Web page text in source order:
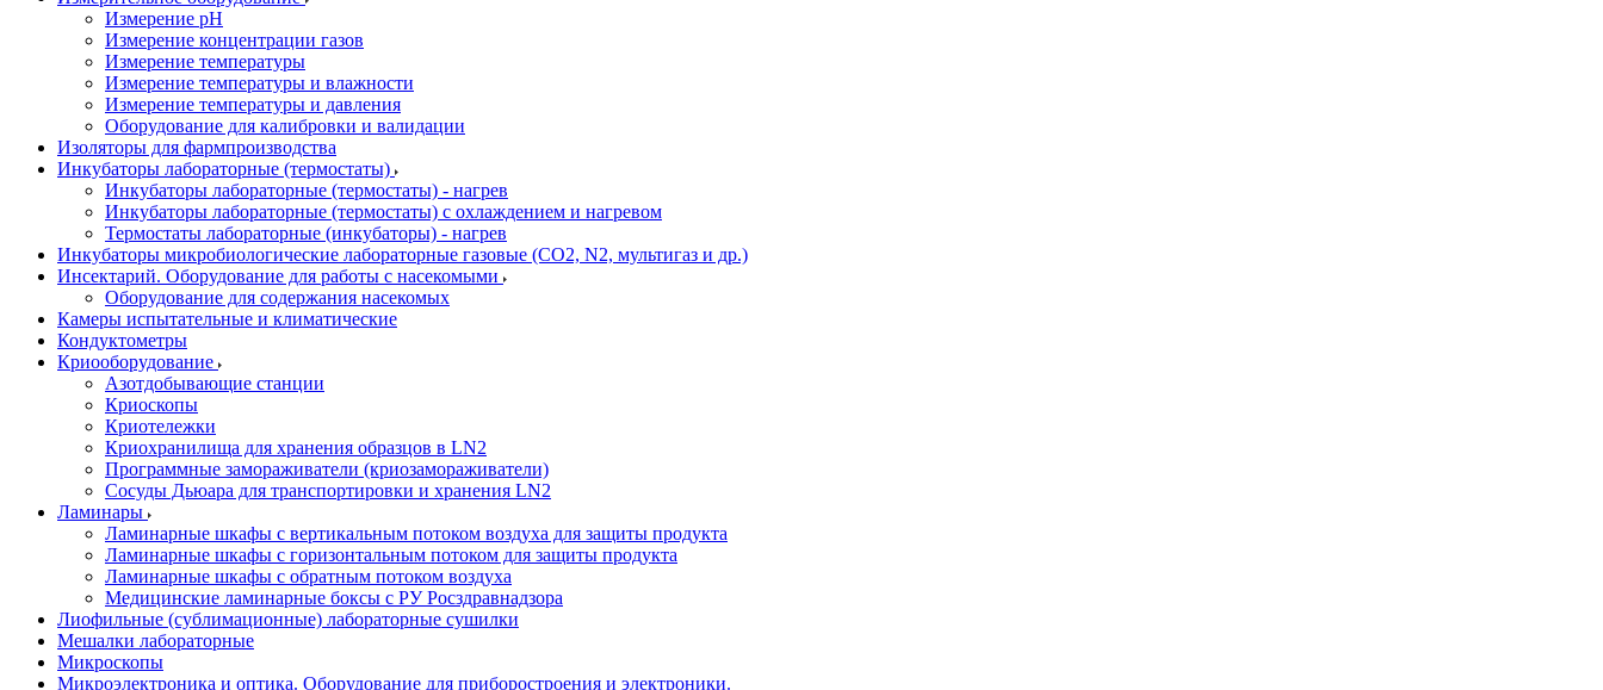
Измерение pH
Измерение концентрации газов
Измерение температуры
Измерение температуры и влажности
Измерение температуры и давления
Оборудование для калибровки и валидации
Изоляторы для фармпроизводства
Инкубаторы лабораторные (термостаты)
Инкубаторы лабораторные (термостаты) - нагрев
Инкубаторы лабораторные (термостаты) с охлаждением и нагревом
Термостаты лабораторные (инкубаторы) - нагрев
Инкубаторы микробиологические лабораторные газовые (CO2, N2, мультигаз и др.)
Инсектарий. Оборудование для работы с насекомыми
Оборудование для содержания насекомых
Камеры испытательные и климатические
Кондуктометры
Криооборудование
Азотдобывающие станции
Криоскопы
Криотележки
Криохранилища для хранения образцов в LN2
Программные замораживатели (криозамораживатели)
Сосуды Дьюара для транспортировки и хранения LN2
Ламинары
Ламинарные шкафы с вертикальным потоком воздуха для защиты продукта
Ламинарные шкафы с горизонтальным потоком для защиты продукта
Ламинарные шкафы с обратным потоком воздуха
Медицинские ламинарные боксы с РУ Росздравнадзора
Лиофильные (сублимационные) лабораторные сушилки
Мешалки лабораторные
Микроскопы
Микроэлектроника и оптика. Оборудование для приборостроения и электроники.